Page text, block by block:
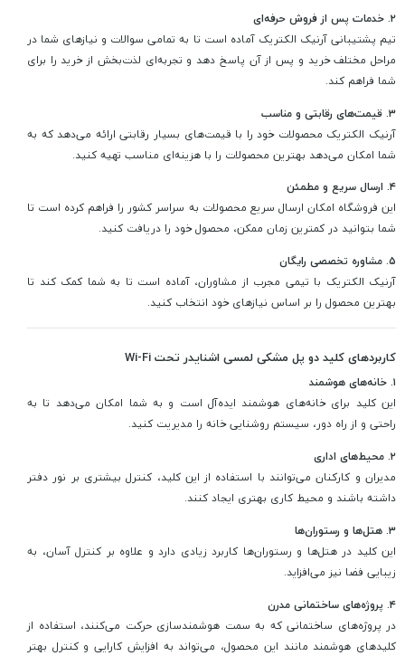
۲. خدمات پس از فروش حرفه‌ای
تیم پشتیبانی آرنیک الکتریک آماده است تا به تمامی سوالات و نیازهای شما در
مراحل مختلف خرید و پس از آن پاسخ دهد و تجربه‌ای لذت‌بخش از خرید را برای
شما فراهم کند.
۳. قیمت‌های رقابتی و مناسب
آرنیک الکتریک محصولات خود را با قیمت‌های بسیار رقابتی ارائه می‌دهد که به
شما امکان می‌دهد بهترین محصولات را با هزینه‌ای مناسب تهیه کنید.
۴. ارسال سریع و مطمئن
این فروشگاه امکان ارسال سریع محصولات به سراسر کشور را فراهم کرده است تا
شما بتوانید در کمترین زمان ممکن، محصول خود را دریافت کنید.
۵. مشاوره تخصصی رایگان
آرنیک الکتریک با تیمی مجرب از مشاوران، آماده است تا به شما کمک کند تا
بهترین محصول را بر اساس نیازهای خود انتخاب کنید.
کاربردهای کلید دو پل مشکی لمسی اشنایدر تحت Wi-Fi
۱. خانه‌های هوشمند
این کلید برای خانه‌های هوشمند ایده‌آل است و به شما امکان می‌دهد تا به
راحتی و از راه دور، سیستم روشنایی خانه را مدیریت کنید.
۲. محیط‌های اداری
مدیران و کارکنان می‌توانند با استفاده از این کلید، کنترل بیشتری بر نور دفتر
داشته باشند و محیط کاری بهتری ایجاد کنند.
۳. هتل‌ها و رستوران‌ها
این کلید در هتل‌ها و رستوران‌ها کاربرد زیادی دارد و علاوه بر کنترل آسان، به
زیبایی فضا نیز می‌افزاید.
۴. پروژه‌های ساختمانی مدرن
در پروژه‌های ساختمانی که به سمت هوشمندسازی حرکت می‌کنند، استفاده از
کلیدهای هوشمند مانند این محصول، می‌تواند به افزایش کارایی و کنترل بهتر